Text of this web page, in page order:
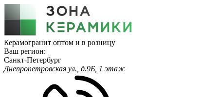
Керамогранит оптом и в розницу
Ваш регион:
Санкт-Петербург
Днепропетровская ул., д.9Б, 1 этаж